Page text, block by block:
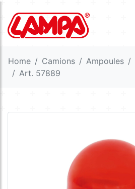
Home Camions Ampoules
Art. 57889